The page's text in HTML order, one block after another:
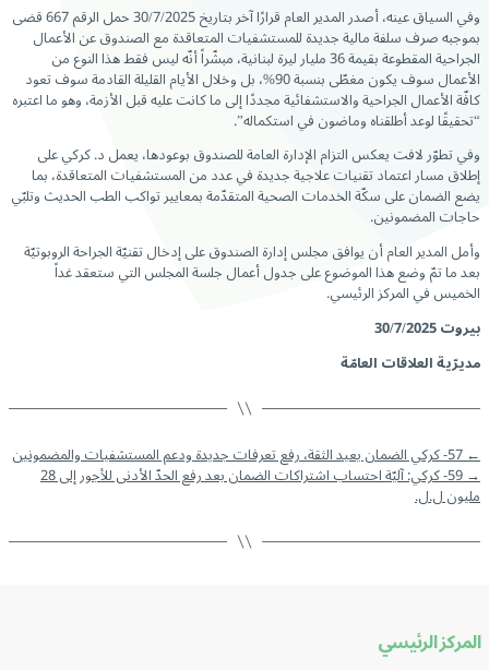
وفي السياق عينه، أصدر المدير العام قرارًا آخر بتاريخ 30/7/2025 حمل الرقم 667 قضى
بموجبه صرف سلفة مالية جديدة للمستشفيات المتعاقدة مع الصندوق عن الأعمال
الجراحية المقطوعة بقيمة 36 مليار ليرة لبنانية، مبشّراً أنّه ليس فقط هذا النوع من
الأعمال سوف يكون مغطّى بنسبة 90%، بل وخلال الأيام القليلة القادمة سوف تعود
كافّة الأعمال الجراحية والاستشفائية مجددًا إلى ما كانت عليه قبل الأزمة، وهو ما اعتبره
“تحقيقًا لوعد أطلقناه وماضون في استكماله”.
وفي تطوّر لافت يعكس التزام الإدارة العامة للصندوق بوعودها، يعمل د. كركي على
إطلاق مسار اعتماد تقنيات علاجية جديدة في عدد من المستشفيات المتعاقدة، بما
يضع الضمان على سكّة الخدمات الصحية المتقدّمة بمعايير تواكب الطب الحديث وتلبّي
حاجات المضمونين.
وأمل المدير العام أن يوافق مجلس إدارة الصندوق على إدخال تقنيّة الجراحة الروبوتيّة
بعد ما تمّ وضع هذا الموضوع على جدول أعمال جلسة المجلس التي ستعقد غداً
الخميس في المركز الرئيسي.
بيروت30/7/2025
مديرّية العلاقات العامّة
←57- كركي الضمان يعيد الثقة، رفع تعرفات جديدة ودعم المستشفيات والمضمونين
→ 59- كركي: آليّة احتساب اشتراكات الضمان بعد رفع الحدّ الأدنى للأجور إلى 28
مليون ل.ل.
المركز الرئيسي